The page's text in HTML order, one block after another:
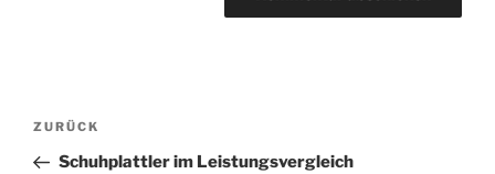
Beitragsnavigation
Vorheriger
Beitrag
ZURÜCK
Schuhplattler im Leistungsvergleich